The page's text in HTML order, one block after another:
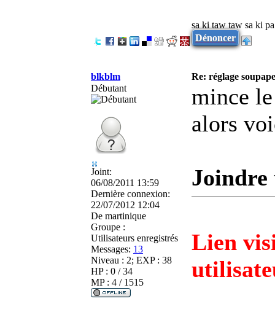
sa ki taw taw sa ki
Dénoncer
blkblm
Re: réglage
Débutant
Joint:
06/08/2011 13:59
Dernière connexion:
22/07/2012 12:04
De martinique
Groupe :
Utilisateurs enregistrés
Messages: 13
Niveau : 2; EXP : 38
HP : 0 / 34
MP : 4 / 1515
mince le
alors
Lien